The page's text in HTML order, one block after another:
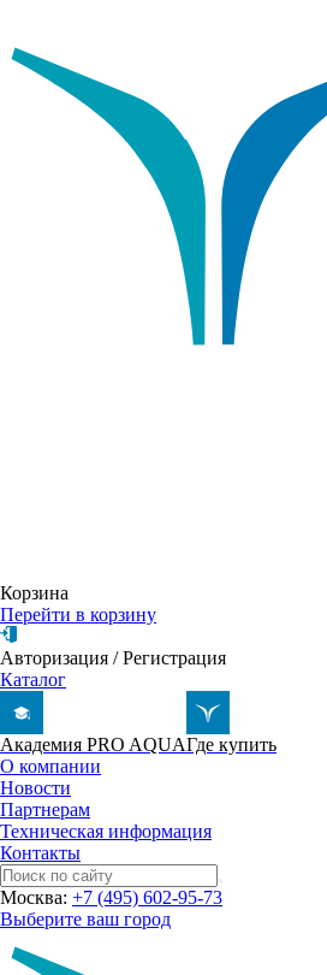
Корзина
Перейти в корзину
Авторизация /Регистрация
Каталог
Академия PRO AQUAГде купить
О компании
Новости
Партнерам
Техническая информация
Контакты
Москва: +7 (495) 602-95-73
Выберите ваш город